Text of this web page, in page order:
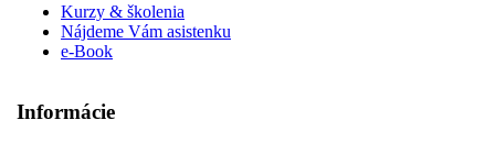
Kurzy & školenia
Nájdeme Vám asistenku
e-Book
Informácie